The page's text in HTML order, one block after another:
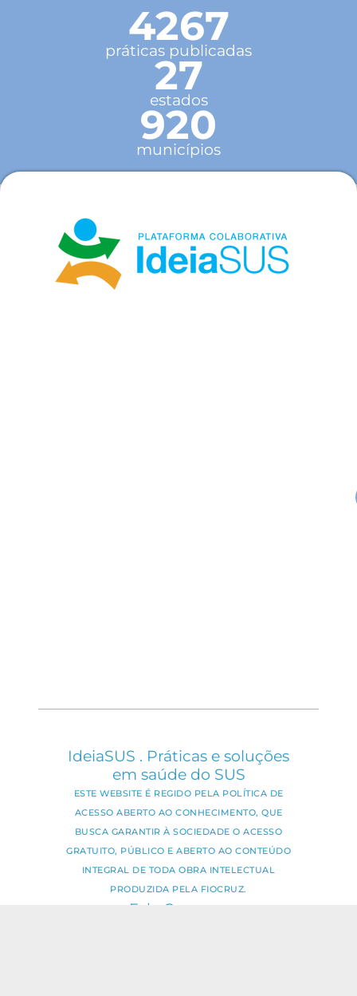
4267
práticas publicadas
27
estados
920
municípios
IdeiaSUS . Práticas e soluções
em saúde do SUS
ESTE WEBSITE É REGIDO PELA POLÍTICA DE
ACESSO ABERTO AO CONHECIMENTO, QUE
BUSCA GARANTIR À SOCIEDADE O ACESSO
GRATUITO, PÚBLICO E ABERTO AO CONTEÚDO
INTEGRAL DE TODA OBRA INTELECTUAL
PRODUZIDA PELA FIOCRUZ.
Fale Conosco: